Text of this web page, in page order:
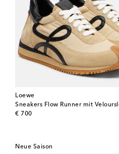
Loewe
Sneakers Flow Runner mit
€ 700
original price
Neue Saison